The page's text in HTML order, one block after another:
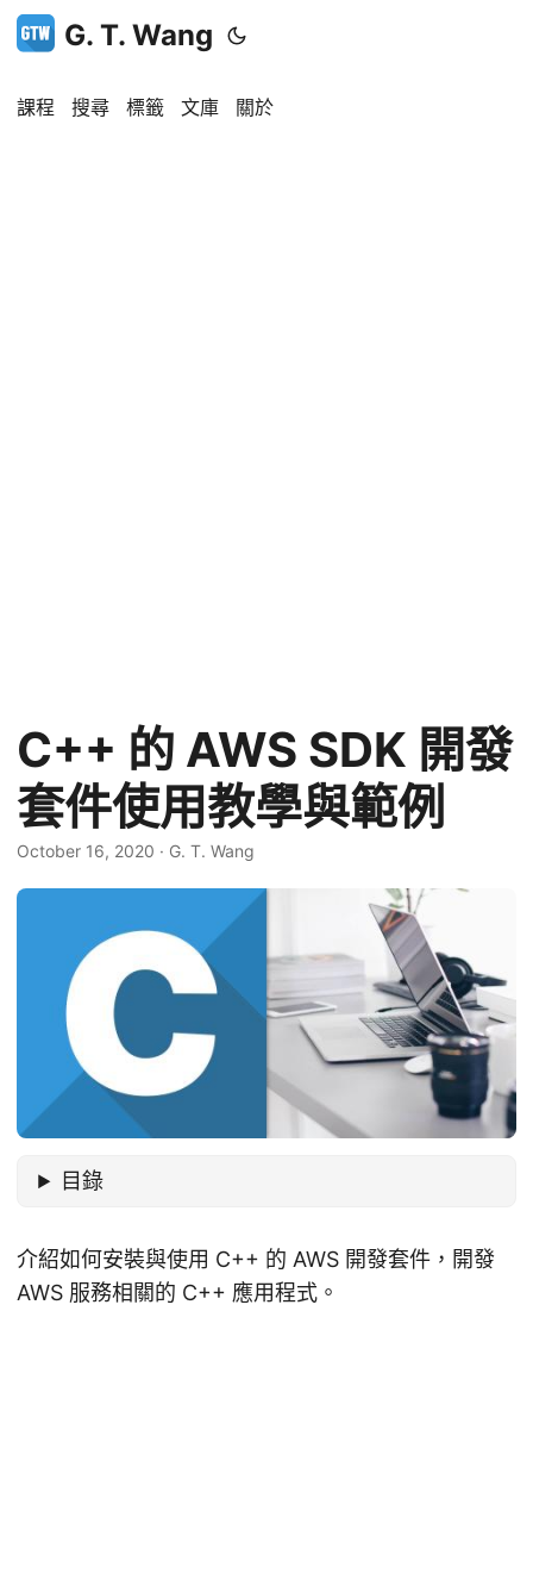
G. T. Wang
課程 搜尋 標籤 文庫 關於
C++ 的 AWS SDK 開發
套件使用教學與範例
October 16, 2020 · G. T. Wang
目錄
介紹如何安裝與使用 C++ 的 AWS 開發套件，開發
AWS 服務相關的 C++ 應用程式。